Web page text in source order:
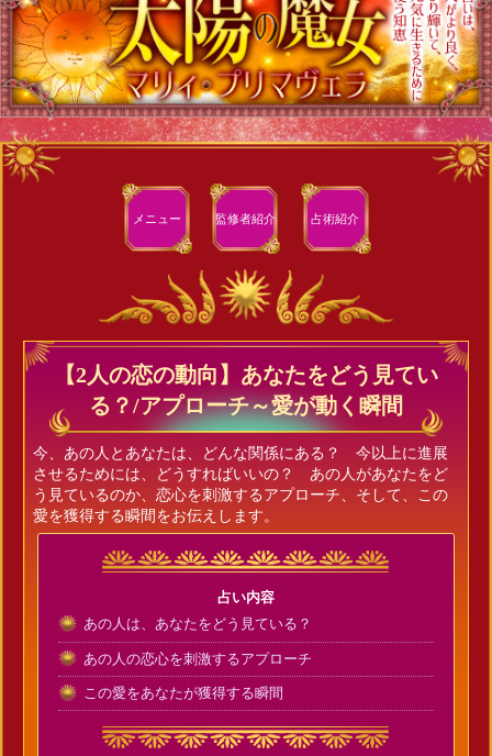
メニュー 監修者紹介 占術紹介
【2人の恋の動向】あなたをどう見てい
る？/アプローチ～愛が動く瞬間
今、あの人とあなたは、どんな関係にある？ 今以上に進展
させるためには、どうすればいいの？ あの人があなたをど
う見ているのか、恋心を刺激するアプローチ、そして、この
愛を獲得する瞬間をお伝えします。
占い内容
あの人は、あなたをどう見ている？
あの人の恋心を刺激するアプローチ
この愛をあなたが獲得する瞬間